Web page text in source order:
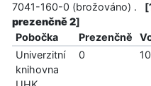
7041-160-0 (brožováno) .
[
prezenčně 2]
Pobočka
Prezenčně
Univerzitní
knihovna
0 10